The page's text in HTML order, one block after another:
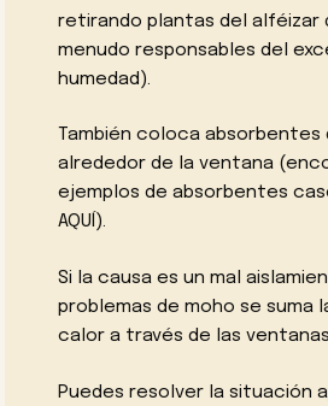
retirando plantas del alféizar
menudo responsables del
humedad).
También coloca absorbentes
alrededor de la ventana
ejemplos de absorbentes
AQUÍ).
Si la causa es un mal
problemas de moho se suma
calor a través de las
Puedes resolver la situación